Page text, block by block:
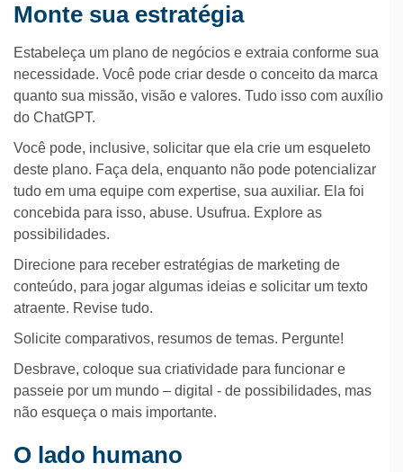
Monte sua estratégia
Estabeleça um plano de negócios e extraia conforme sua
necessidade. Você pode criar desde o conceito da marca
quanto sua missão, visão e valores. Tudo isso com auxílio
do ChatGPT.
Você pode, inclusive, solicitar que ela crie um esqueleto
deste plano. Faça dela, enquanto não pode potencializar
tudo em uma equipe com expertise, sua auxiliar. Ela foi
concebida para isso, abuse. Usufrua. Explore as
possibilidades.
Direcione para receber estratégias de marketing de
conteúdo, para jogar algumas ideias e solicitar um texto
atraente. Revise tudo.
Solicite comparativos, resumos de temas. Pergunte!
Desbrave, coloque sua criatividade para funcionar e
passeie por um mundo – digital - de possibilidades, mas
não esqueça o mais importante.
O lado humano